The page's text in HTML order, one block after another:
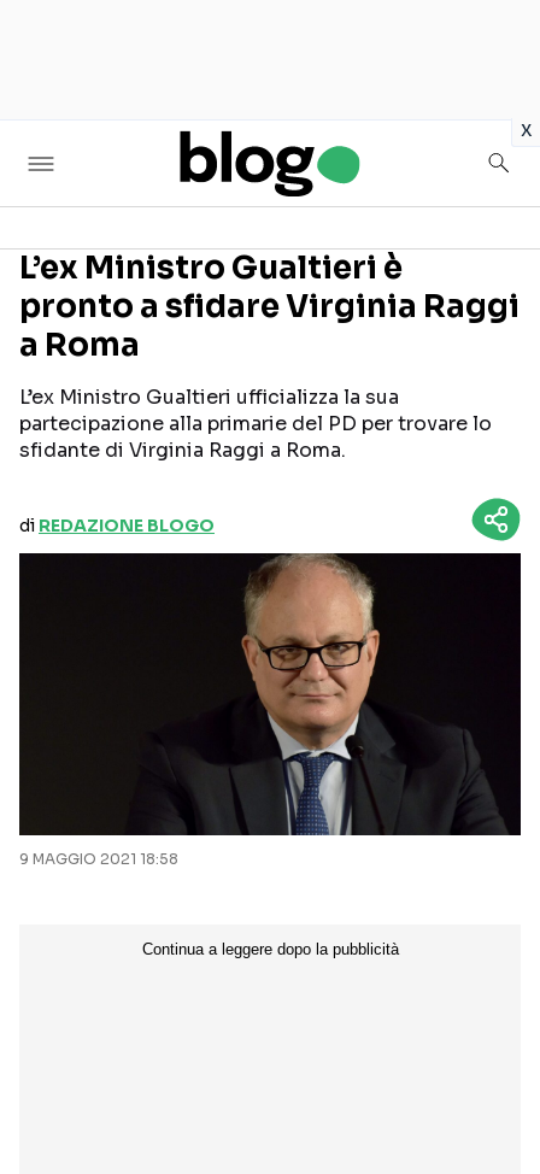
x
Seguici sui social
L’ex Ministro Gualtieri è
pronto a sfidare Virginia Raggi
a Roma
L’ex Ministro Gualtieri ufficializza la sua
partecipazione alla primarie del PD per trovare lo
sfidante di Virginia Raggi a Roma.
di REDAZIONE BLOGO
9 MAGGIO 2021 18:58